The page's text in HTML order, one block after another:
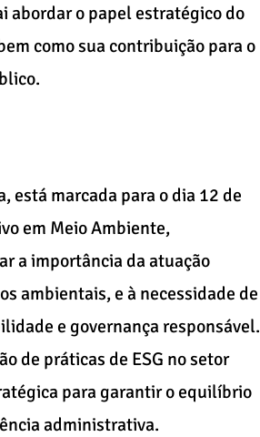
abordar o papel estratégico do
como sua contribuição para o
está marcada para o dia 12 de
em Meio Ambiente,
a importância da atuação
ambientais, e à necessidade de
e governança responsável.
de práticas de ESG no setor
para garantir o equilíbrio
administrativa.